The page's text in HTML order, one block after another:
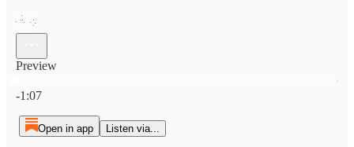
Preview
-1:07
Open in app Listen via...